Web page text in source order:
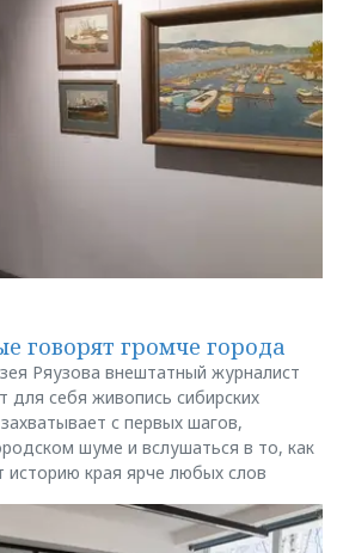
говорят громче города
Ряузова внештатный журналист
для себя живопись сибирских
с первых шагов,
шуме и вслушаться в то, как
историю края ярче любых слов